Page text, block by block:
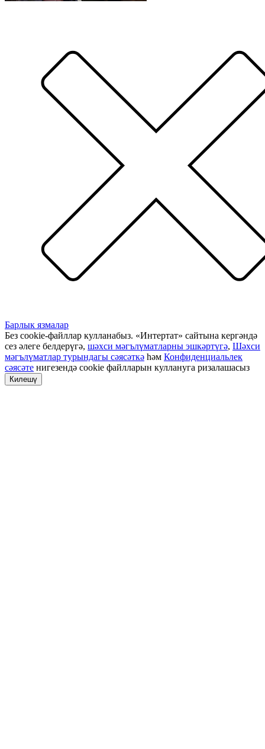
Барлык язмалар
Без cookie-файллар кулланабыз. «Интертат» сайтына кергәндә
сез әлеге белдерүгә, шәхси мәгълүматларны эшкәртүгә, Шәхси
мәгълүматлар турындагы сәясәткә һәм Конфиденциальлек
сәясәте нигезендә cookie файлларын куллануга ризалашасыз
Килешү